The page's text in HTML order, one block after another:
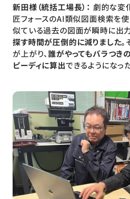
新田様（統括工場長）： 劇的な変
匠フォースのAI類似図面検索を使
似ている過去の図面が瞬時に出力
探す時間が圧倒的に減りました。
が上がり、誰がやってもバラつき
ピーディに算出できるようになっ